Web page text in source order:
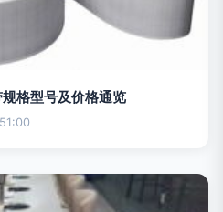
格型号及价格通览